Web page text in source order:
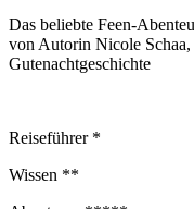
Das beliebte Feen-
von Autorin Nicole
Gutenachtgeschichte
Reiseführer *
Wissen **